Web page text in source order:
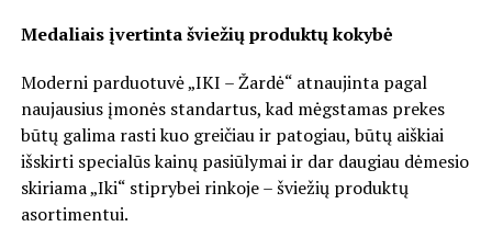
Medaliais įvertinta šviežių produktų kokybė
Moderni parduotuvė „IKI – Žardė“ atnaujinta pagal
naujausius įmonės standartus, kad mėgstamas prekes
būtų galima rasti kuo greičiau ir patogiau, būtų aiškiai
išskirti specialūs kainų pasiūlymai ir dar daugiau dėmesio
skiriama „Iki“ stiprybei rinkoje – šviežių produktų
asortimentui.